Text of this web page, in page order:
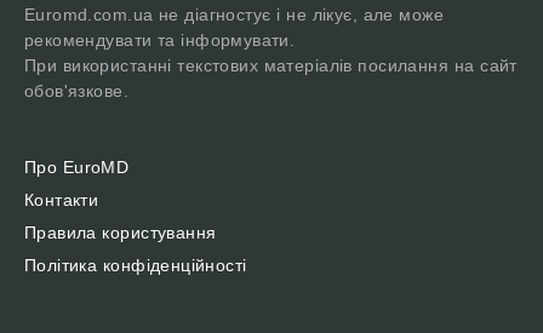
Euromd.com.ua не діагностує і не лікує, але може
рекомендувати та інформувати.
При використанні текстових матеріалів посилання на сайт
обов'язкове.
Про EuroMD
Контакти
Правила користування
Політика конфіденційності